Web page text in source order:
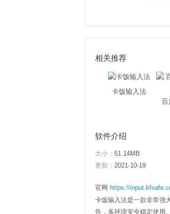
相关推荐
卡饭输入法
软件介绍
大小： 51.14MB
更新： 2021-10-19
官网 https://
卡饭输入法是一款非常强
告，多环境安全稳定使用